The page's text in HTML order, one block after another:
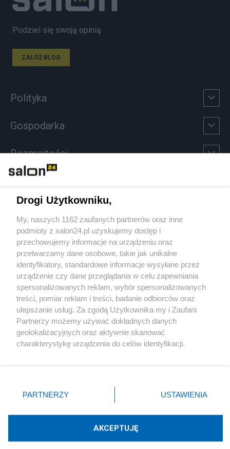
Podziel się swoją opinią
ZAŁÓŻ BLOG
Polityka
Gospodarka
Rozmaitości
Sport
Społeczeństwo
Kultura
X Facebook Instagram Youtube
Technologię dostarcza:W3media.pl
Drogi Użytkowniku,
My, naszych 1162 zaufanych partnerów oraz inne
podmioty z salon24.pl uzyskujemy dostęp i
przechowujemy informacje na urządzeniu oraz
przetwarzamy dane osobowe, takie jak unikalne
identyfikatory, standardowe informacje wysyłane przez
urządzenie czy dane przeglądania w celu zapewniania
spersonalizowanych reklam, wybór spersonalizowanych
treści, pomiar reklam i treści, badanie odbiorców oraz
ulepszanie usług. Za zgodą Użytkownika my i Zaufani
Partnerzy możemy używać dokładnych danych
geolokalizacyjnych oraz aktywnie skanować
charakterystykę urządzenia do celów identyfikacji.
zmienić/wycofać klikając przycisk ustawień prywatności
znajdujący się w lewym dolnym rogu strony
rodzaje przetwarzania danych nie wymagają zgody
użytkownika, ale masz prawo sprzeciwić się takiemu
przetwarzaniu. Preferencje będą miały zastosowania tylko
PARTNERZY USTAWIENIA
AKCEPTUJĘ